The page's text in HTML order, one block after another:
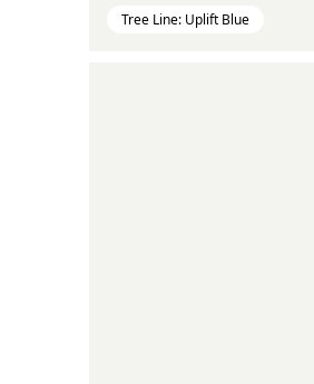
Tree Line: Uplift Blue